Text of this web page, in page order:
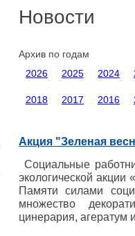
Новости
Архив по годам
2026
2025 2024
2018 2017 2016
Акция "Зеленая
Социальные
экологической
Памяти силами
множество
цинерария, агератум